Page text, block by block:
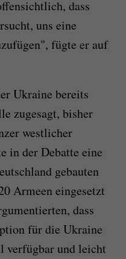
dass
uns eine
fügte er auf
Ukraine bereits
zugesagt, bisher
westlicher
in der Debatte eine
gebauten
Armeen eingesetzt
dass
für die Ukraine
verfügbar und leicht